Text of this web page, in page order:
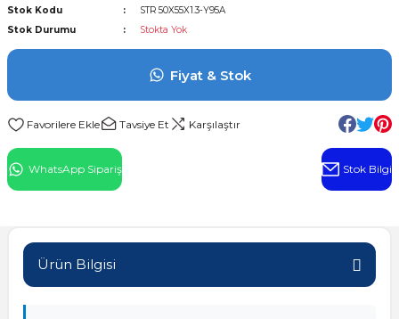
Rulman
Stok Kodu
STR 50X55X1.3-Y95A
Stok Durumu
Stokta Yok
Fiyat & Stok
Tavsiye Et Karşılaştır
WhatsApp Sipariş Stok Bilgi
Ürün Bilgisi